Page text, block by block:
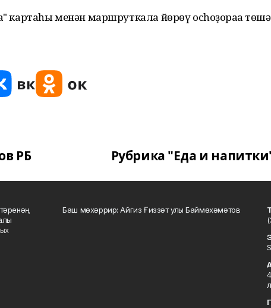
картаһы менән маршруткала йөрөү осһоҙораҡҡа
РБ Рубрика "Еда и
Баш мөхәррир: Айгиз Ғиззәт улы Баймөхәмәтов